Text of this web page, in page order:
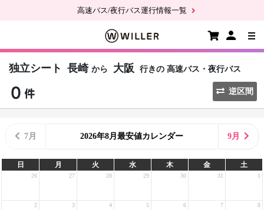
高速バス/夜行バス運行情報一覧
独立シート 長崎 から 大阪 行きの 高速バス・夜行バス
逆区間
7月 2026年8月最安値カレンダー 9月
日 月 火 水 木 金 土
26 27 28 29 30 31 1
2 3 4 5 6 7 8